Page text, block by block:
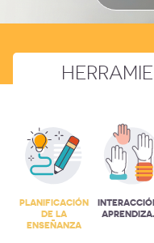
PLANIFICACIÓN
DE LA
ENSEÑANZA